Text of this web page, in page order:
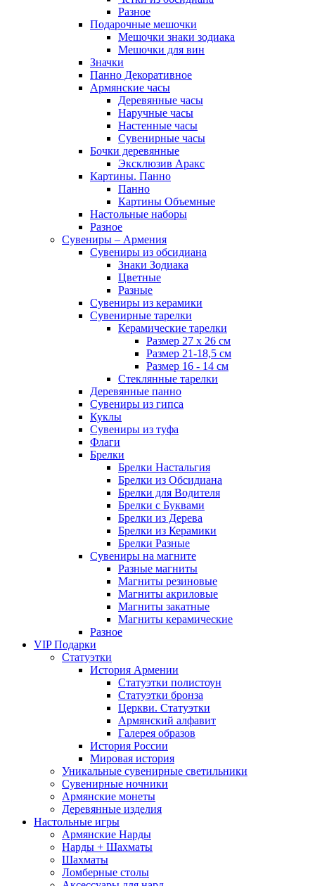
Разное
Подарочные мешочки
Мешочки знаки зодиака
Мешочки для вин
Значки
Панно Декоративное
Армянские часы
Деревянные часы
Наручные часы
Настенные часы
Сувенирные часы
Бочки деревянные
Эксклюзив Аракс
Картины. Панно
Панно
Картины Объемные
Настольные наборы
Разное
Сувениры – Армения
Сувениры из обсидиана
Знаки Зодиака
Цветные
Разные
Сувениры из керамики
Сувенирные тарелки
Керамические тарелки
Размер 27 х 26 см
Размер 21-18,5 см
Размер 16 - 14 см
Стеклянные тарелки
Деревянные панно
Сувениры из гипса
Куклы
Сувениры из туфа
Флаги
Брелки
Брелки Настальгия
Брелки из Обсидиана
Брелки для Водителя
Брелки с Буквами
Брелки из Дерева
Брелки из Керамики
Брелки Разные
Сувениры на магните
Разные магниты
Магниты резиновые
Магниты акриловые
Магниты закатные
Магниты керамические
Разное
VIP Подарки
Статуэтки
История Армении
Статуэтки полистоун
Статуэтки бронза
Церкви. Статуэтки
Армянский алфавит
Галерея образов
История России
Мировая история
Уникальные сувенирные светильники
Сувенирные ночники
Армянские монеты
Деревянные изделия
Настольные игры
Армянские Нарды
Нарды + Шахматы
Шахматы
Ломберные столы